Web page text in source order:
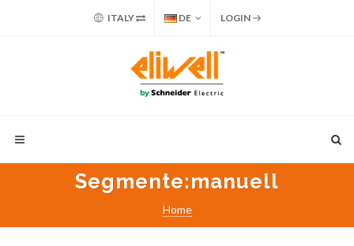
ITALY DE LOGIN
Segmente:manuell
Home